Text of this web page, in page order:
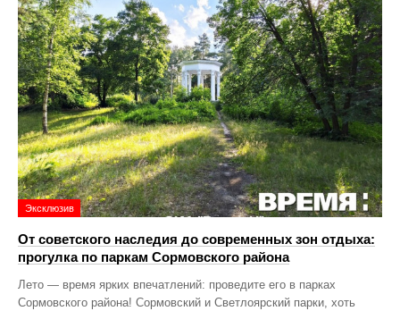
Эксклюзив
От советского наследия до современных зон отдыха:
прогулка по паркам Сормовского района
Лето — время ярких впечатлений: проведите его в парках
Сормовского района! Сормовский и Светлоярский парки, хоть